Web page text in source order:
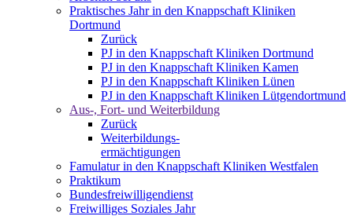
Praktisches Jahr in den Knappschaft Kliniken
Dortmund
Zurück
PJ in den Knappschaft Kliniken Dortmund
PJ in den Knappschaft Kliniken Kamen
PJ in den Knappschaft Kliniken Lünen
PJ in den Knappschaft Kliniken Lütgendortmund
Aus-, Fort- und Weiterbildung
Zurück
Weiterbildungs-
ermächtigungen
Famulatur in den Knappschaft Kliniken Westfalen
Praktikum
Bundesfreiwilligendienst
Freiwilliges Soziales Jahr